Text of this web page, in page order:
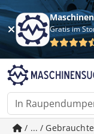
Gratis im
/ ... /